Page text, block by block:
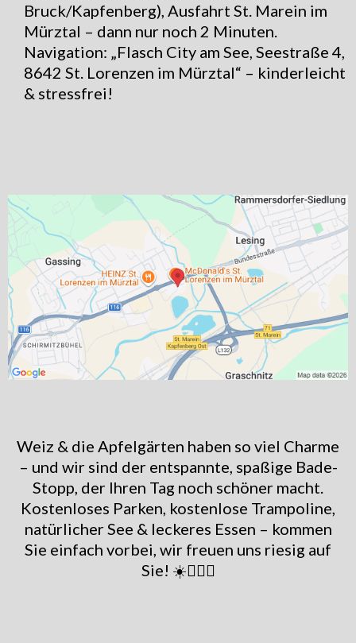
Bruck/Kapfenberg), Ausfahrt St. Marein im
Mürztal – dann nur noch 2 Minuten.
Navigation: „Flasch City am See, Seestraße 4,
8642 St. Lorenzen im Mürztal“ – kinderleicht
& stressfrei!
Weiz & die Apfelgärten haben so viel Charme
– und wir sind der entspannte, spaßige Bade-
Stopp, der Ihren Tag noch schöner macht.
Kostenloses Parken, kostenlose Trampoline,
natürlicher See & leckeres Essen – kommen
Sie einfach vorbei, wir freuen uns riesig auf
Sie! ☀️🏊‍♀️🎈